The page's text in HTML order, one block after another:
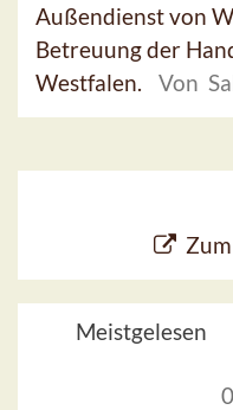
Außendienst von
Betreuung der
Westfalen.
Von
Meistgelesen